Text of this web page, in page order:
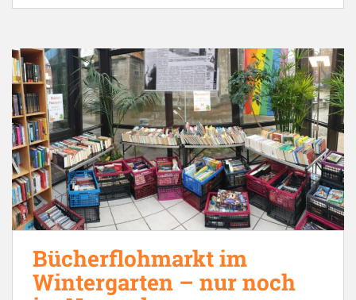
Bücherflohmarkt im
Wintergarten – nur noch